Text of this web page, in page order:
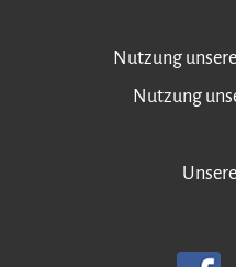
Nutzung
Nutzung